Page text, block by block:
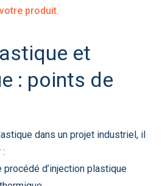
produit.
et
: points de
dans un projet industriel, il
procédé d’injection plastique